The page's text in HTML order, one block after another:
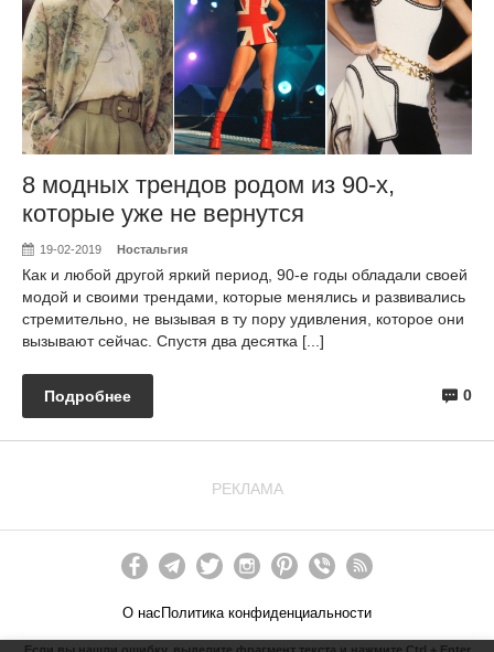
8 модных трендов родом из 90-х,
которые уже не вернутся
19-02-2019 Ностальгия
Как и любой другой яркий период, 90-е годы обладали своей
модой и своими трендами, которые менялись и развивались
стремительно, не вызывая в ту пору удивления, которое они
вызывают сейчас. Спустя два десятка [...]
0
Подробнее
РЕКЛАМА
О нас Политика конфиденциальности